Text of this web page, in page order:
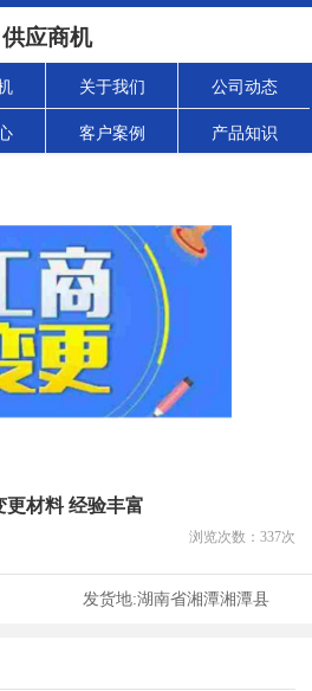
供应商机
关于我们 公司动态
客户案例 产品知识
材料 经验丰富
浏览次数： 337次
发货地:湖南省湘潭湘潭县